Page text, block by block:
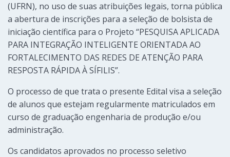
(UFRN), no uso de suas atribuições legais, torna pública
a abertura de inscrições para a seleção de bolsista de
iniciação científica para o Projeto “PESQUISA APLICADA
PARA INTEGRAÇÃO INTELIGENTE ORIENTADA AO
FORTALECIMENTO DAS REDES DE ATENÇÃO PARA
RESPOSTA RÁPIDA À SÍFILIS”.
O processo de que trata o presente Edital visa a seleção
de alunos que estejam regularmente matriculados em
curso de graduação engenharia de produção e/ou
administração.
Os candidatos aprovados no processo seletivo